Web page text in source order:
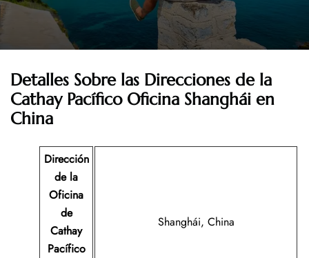
Detalles Sobre las Direcciones de la
Cathay Pacífico Oficina Shanghái en
China
Dirección
de la
Oficina
de
Cathay
Pacífico
Shanghái, China